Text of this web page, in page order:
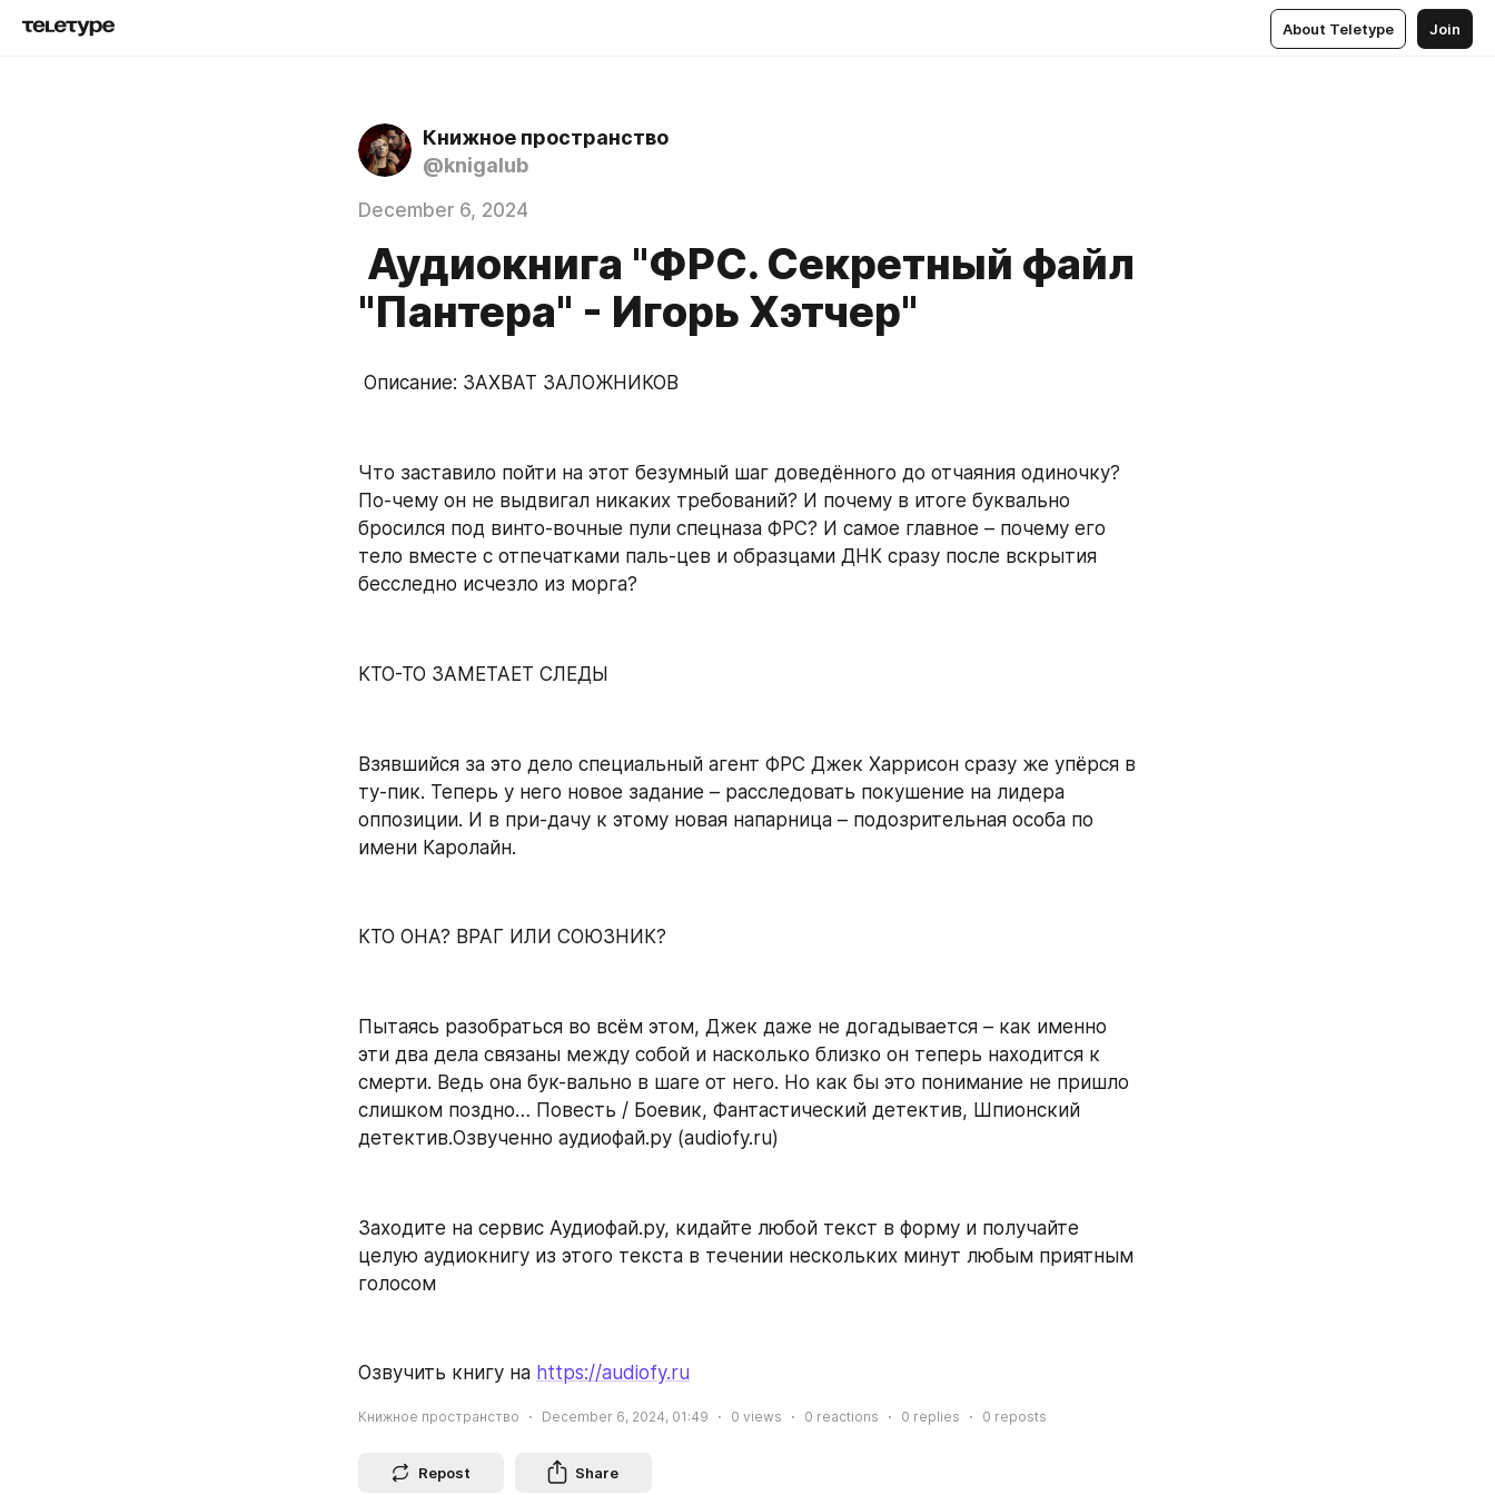
About Teletype Join
Книжное пространство
@knigalub
December 6, 2024
Аудиокнига "ФРС. Секретный файл
"Пантера" - Игорь Хэтчер"
Описание: ЗАХВАТ ЗАЛОЖНИКОВ
Что заставило пойти на этот безумный шаг доведённого до отчаяния одиночку?
По-чему он не выдвигал никаких требований? И почему в итоге буквально
бросился под винто-вочные пули спецназа ФРС? И самое главное – почему его
тело вместе с отпечатками паль-цев и образцами ДНК сразу после вскрытия
бесследно исчезло из морга?
КТО-ТО ЗАМЕТАЕТ СЛЕДЫ
Взявшийся за это дело специальный агент ФРС Джек Харрисон сразу же упёрся в
ту-пик. Теперь у него новое задание – расследовать покушение на лидера
оппозиции. И в при-дачу к этому новая напарница – подозрительная особа по
имени Каролайн.
КТО ОНА? ВРАГ ИЛИ СОЮЗНИК?
Пытаясь разобраться во всём этом, Джек даже не догадывается – как именно
эти два дела связаны между собой и насколько близко он теперь находится к
смерти. Ведь она бук-вально в шаге от него. Но как бы это понимание не пришло
слишком поздно… Повесть / Боевик, Фантастический детектив, Шпионский
детектив.Озвученно аудиофай.ру (audiofy.ru)
Заходите на сервис Аудиофай.ру, кидайте любой текст в форму и получайте
целую аудиокнигу из этого текста в течении нескольких минут любым приятным
голосом
Озвучить книгу на https://audiofy.ru
Книжное пространство December 6, 2024, 01:49 0 views 0 reactions 0 replies 0 reposts
Repost Share